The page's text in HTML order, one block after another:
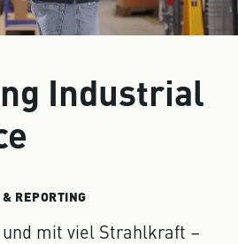
Industrial
REPORTING
mit viel Strahlkraft –